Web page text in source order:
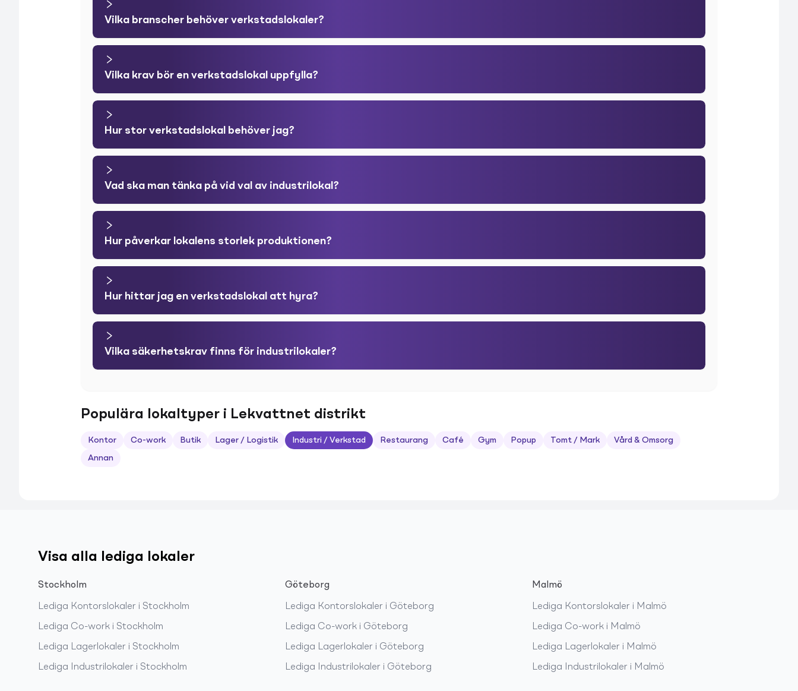
Vilka branscher behöver verkstadslokaler?
Vilka krav bör en verkstadslokal uppfylla?
Hur stor verkstadslokal behöver jag?
Vad ska man tänka på vid val av industrilokal?
Hur påverkar lokalens storlek produktionen?
Hur hittar jag en verkstadslokal att hyra?
Vilka säkerhetskrav finns för industrilokaler?
Populära lokaltyper i Lekvattnet distrikt
Kontor Co-work Butik Lager / Logistik Industri / Verkstad Restaurang Café Gym Popup Tomt / Mark Vård & Omsorg
Annan
Visa alla lediga lokaler
Stockholm
Lediga Kontorslokaler i Stockholm
Lediga Co-work i Stockholm
Lediga Lagerlokaler i Stockholm
Lediga Industrilokaler i Stockholm
Göteborg
Lediga Kontorslokaler i Göteborg
Lediga Co-work i Göteborg
Lediga Lagerlokaler i Göteborg
Lediga Industrilokaler i Göteborg
Malmö
Lediga Kontorslokaler i Malmö
Lediga Co-work i Malmö
Lediga Lagerlokaler i Malmö
Lediga Industrilokaler i Malmö